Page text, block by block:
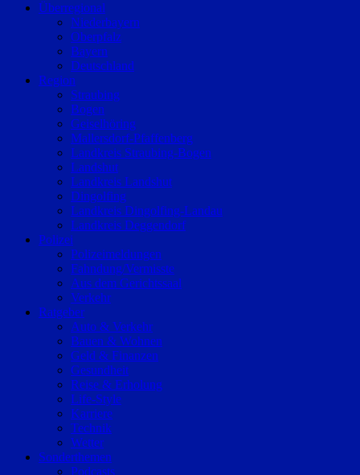
Überregional
Niederbayern
Oberpfalz
Bayern
Deutschland
Region
Straubing
Bogen
Geiselhöring
Mallersdorf-Pfaffenberg
Landkreis Straubing-Bogen
Landshut
Landkreis Landshut
Dingolfing
Landkreis Dingolfing-Landau
Landkreis Deggendorf
Polizei
Polizeimeldungen
Fahndung/Vermisste
Aus dem Gerichtssaal
Verkehr
Ratgeber
Auto & Verkehr
Bauen & Wohnen
Geld & Finanzen
Gesundheit
Reise & Erholung
Life-Style
Karriere
Technik
Wetter
Sonderthemen
Podcasts